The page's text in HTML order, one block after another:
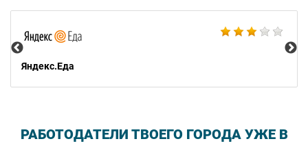
Яндекс.Еда
РАБОТОДАТЕЛИ ТВОЕГО ГОРОДА УЖЕ В